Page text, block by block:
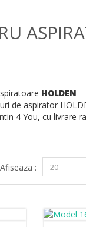
HOLDEN –
de aspirator
4 You, cu livrare
Afiseaza : 20